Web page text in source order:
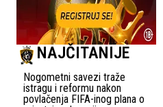
NAJČITANIJE
Nogometni savezi traže
istragu i reformu nakon
povlačenja FIFA-inog plana o